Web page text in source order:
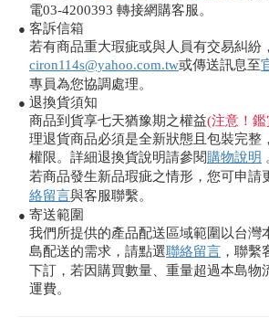
電03-4200393 轉接網購客服。
● 客訴信箱
若有商品重大瑕疵或與人員有交易糾紛
ciron114s@yahoo.com.tw或傳送訊息至
專員為您協調處理。
● 退換貨須知
商品到貨享七天猶豫期之權益(注意！
理退貨商品必須是全新狀態且包裝完整
權限。詳細退換貨說明請參閱購物說明
若商品發生新品瑕疵之情形，您可申請
絡留言與客服聯繫。
● 寄送範圍
我們所提供的產品配送區域範圍以台灣
島配送的需求，請點選聯絡留言 ，聯繫
下訂，若因購買數量、重量超過本島物
運費。